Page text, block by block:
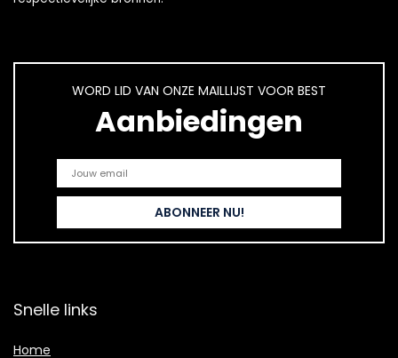
WORD LID VAN ONZE MAILLIJST VOOR BEST
Aanbiedingen
Snelle links
Home